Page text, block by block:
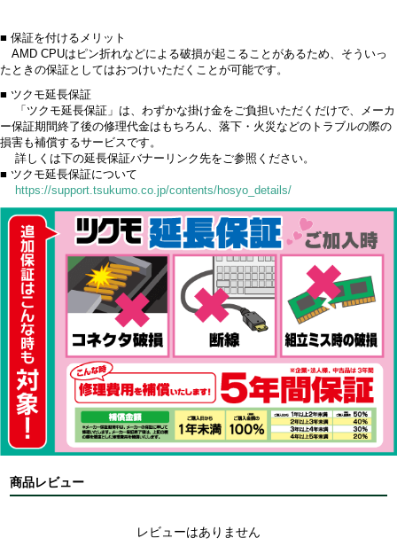
■ 保証を付けるメリット
AMD CPUはピン折れなどによる破損が起こることがあるため、そういっ
たときの保証としてはおつけいただくことが可能です。
■ ツクモ延長保証
「ツクモ延長保証」は、わずかな掛け金をご負担いただくだけで、メーカ
ー保証期間終了後の修理代金はもちろん、落下・火災などのトラブルの際の
損害も補償するサービスです。
詳しくは下の延長保証バナーリンク先をご参照ください。
■ ツクモ延長保証について
https://support.tsukumo.co.jp/contents/hosyo_details/
商品レビュー
レビューはありません